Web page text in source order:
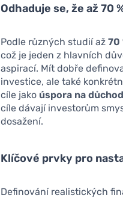
Odhaduje se, že až 70
Podle různých studií až70
což je jeden z hlavních
aspirací. Mít dobře
investice, ale také
cíle jako úspora na důchod
cíle dávají investorům
dosažení.
Klíčové prvky pro
Definování realistických